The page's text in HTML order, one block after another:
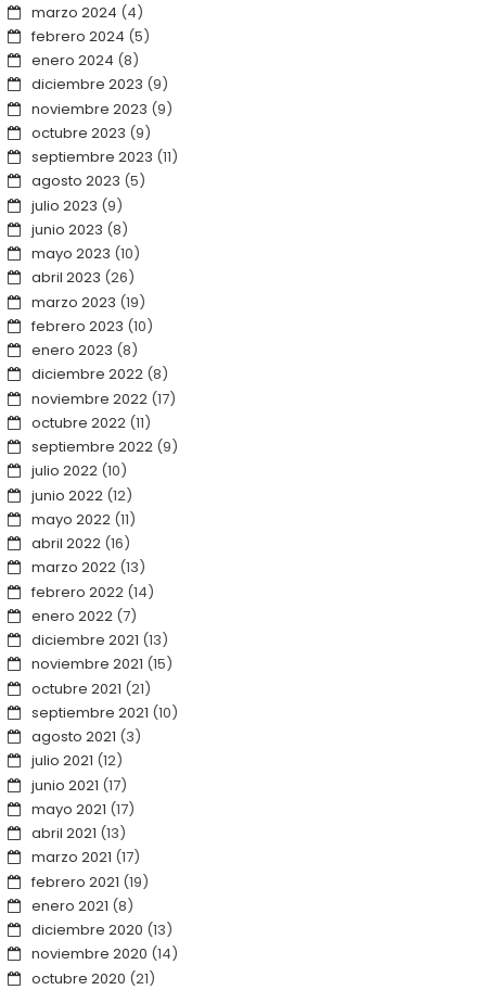
marzo 2024 (4)
febrero 2024 (5)
enero 2024 (8)
diciembre 2023 (9)
noviembre 2023 (9)
octubre 2023 (9)
septiembre 2023 (11)
agosto 2023 (5)
julio 2023 (9)
junio 2023 (8)
mayo 2023 (10)
abril 2023 (26)
marzo 2023 (19)
febrero 2023 (10)
enero 2023 (8)
diciembre 2022(8)
noviembre 2022(17)
octubre 2022(11)
septiembre 2022(9)
julio 2022(10)
junio 2022(12)
mayo 2022(11)
abril 2022(16)
marzo 2022(13)
febrero 2022(14)
enero 2022(7)
diciembre 2021 (13)
noviembre 2021 (15)
octubre 2021 (21)
septiembre 2021 (10)
agosto 2021 (3)
julio 2021 (12)
junio 2021 (17)
mayo 2021 (17)
abril 2021 (13)
marzo 2021 (17)
febrero 2021 (19)
enero 2021 (8)
diciembre 2020 (13)
noviembre 2020 (14)
octubre 2020 (21)